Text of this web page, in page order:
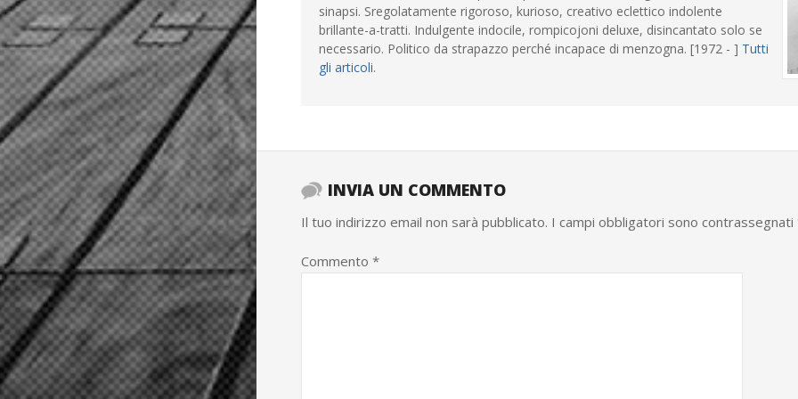
sinapsi. Sregolatamente rigoroso, kurioso, creativo eclettico indolente
brillante-a-tratti. Indulgente indocile, rompicojoni deluxe, disincantato solo se
necessario. Politico da strapazzo perché incapace di menzogna. [1972 - ] Tutti
gli articoli.
INVIA UN COMMENTO
Il tuo indirizzo email non sarà pubblicato. I campi obbligatori sono contrassegnati
Commento *